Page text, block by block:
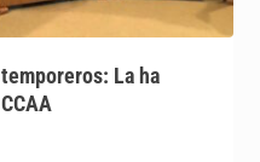
La ha